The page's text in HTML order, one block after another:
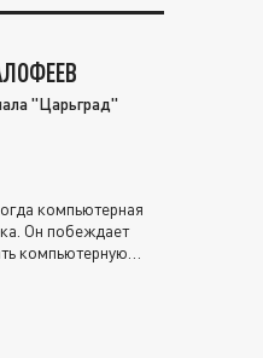
"Царьград"
компьютерная
Он побеждает
компьютерную